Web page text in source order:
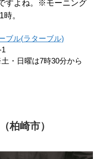
すよね。※モーニング
。
ブル(ラターブル)
・日曜は7時30分から
柏崎市）